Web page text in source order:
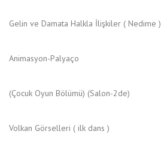
Gelin ve Damata Halkla İlişkiler ( Nedime )
Animasyon-Palyaço
(Çocuk Oyun Bölümü) (Salon-2de)
Volkan Görselleri ( ilk dans )